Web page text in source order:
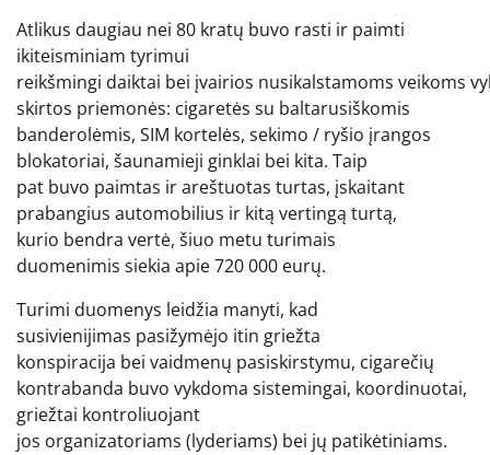
Atlikus daugiau nei 80 kratų buvo rasti ir paimti
ikiteisminiam tyrimui
reikšmingi daiktai bei įvairios nusikalstamoms veikoms
skirtos priemonės: cigaretės su baltarusiškomis
banderolėmis, SIM kortelės, sekimo / ryšio įrangos
blokatoriai, šaunamieji ginklai bei kita. Taip
pat buvo paimtas ir areštuotas turtas, įskaitant
prabangius automobilius ir kitą vertingą turtą,
kurio bendra vertė, šiuo metu turimais
duomenimis siekia apie 720 000 eurų.
Turimi duomenys leidžia manyti, kad
susivienijimas pasižymėjo itin griežta
konspiracija bei vaidmenų pasiskirstymu, cigarečių
kontrabanda buvo vykdoma sistemingai, koordinuotai,
griežtai kontroliuojant
jos organizatoriams (lyderiams) bei jų patikėtiniams.